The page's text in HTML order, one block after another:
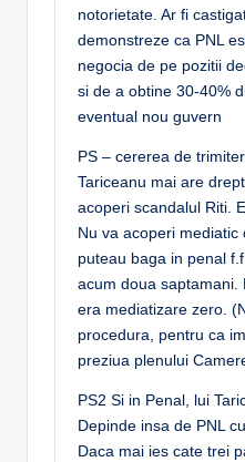
notorietate. Ar fi
demonstreze ca PNL
negocia de pe pozitii
si de a obtine 30-40%
eventual nou guvern
PS – cererea de
Tariceanu mai are
acoperi scandalul Riti.
Nu va acoperi mediatic
puteau baga in penal
acum doua saptamani.
era mediatizare zero.
procedura, pentru ca
preziua plenului
PS2 Si in Penal, lui
Depinde insa de PNL
Daca mai ies cate trei